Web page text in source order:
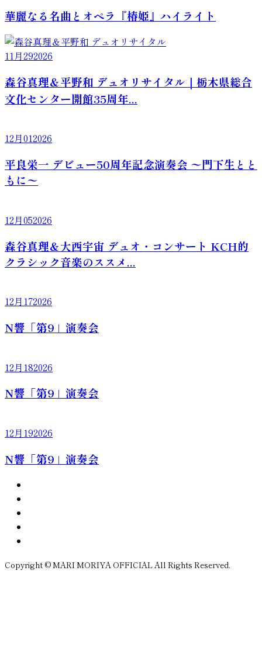
華麗なる名曲とオペラ『椿姫』ハイライト
11月292026
森谷真理＆平野和 デュオリサイタル｜栃木県総合
文化センター開館35周年...
12月012026
平良栄一 デビュー50周年記念演奏会 〜門下生とと
もに〜
12月052026
森谷真理＆大西宇宙 デュオ・コンサート KCH的
クラシック音楽のススメ...
12月172026
N響「第9」演奏会
12月182026
N響「第9」演奏会
12月192026
N響「第9」演奏会
Copyright © MARI MORIYA OFFICIAL All Rights Reserved.